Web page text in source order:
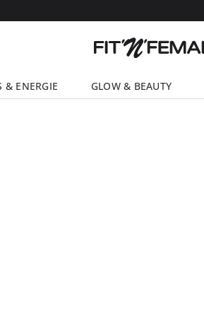
& ENERGIE GLOW & BEAUTY